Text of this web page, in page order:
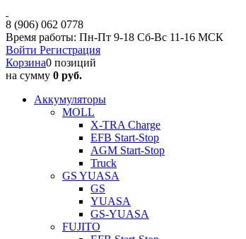
8 (906) 062 0778
Время работы: Пн-Пт 9-18 Сб-Вс 11-16 МСК
Войти Регистрация
Корзина0 позиций
на сумму 0 руб.
Аккумуляторы
MOLL
X-TRA Charge
EFB Start-Stop
AGM Start-Stop
Truck
GS YUASA
GS
YUASA
GS-YUASA
FUJITO